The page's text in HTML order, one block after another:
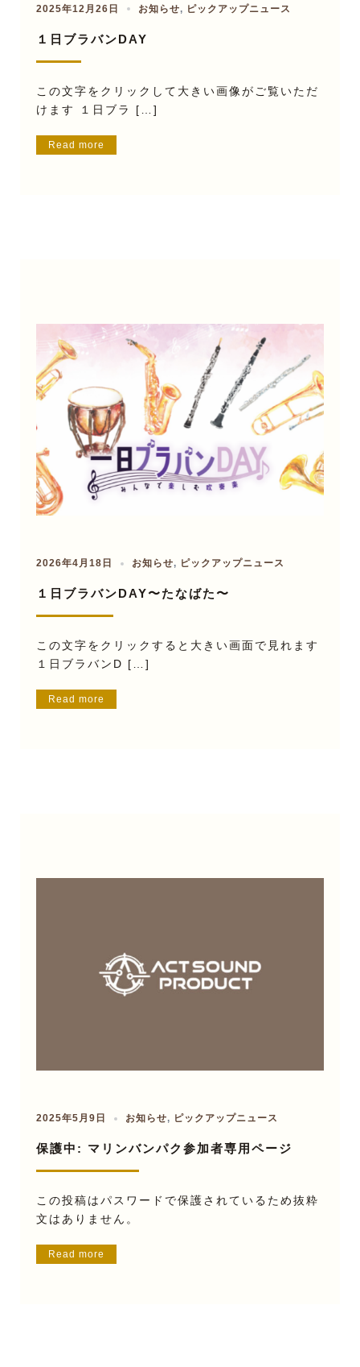
2025年12月26日 お知らせ, ピックアップニュース
１日ブラバンDAY
この文字をクリックして大きい画像がご覧いただ
けます １日ブラ […]
Read more
2026年4月18日 お知らせ, ピックアップニュース
１日ブラバンDAY〜たなばた〜
この文字をクリックすると大きい画面で見れます
１日ブラバンD […]
Read more
2025年5月9日 お知らせ, ピックアップニュース
保護中: マリンバンパク参加者専用ページ
この投稿はパスワードで保護されているため抜粋
文はありません。
Read more